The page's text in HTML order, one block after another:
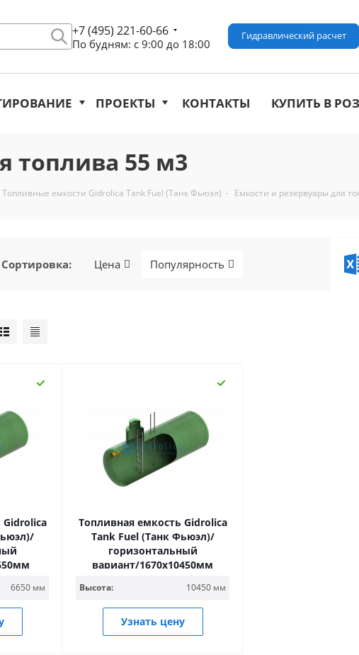
+7 (495) 221-60-66
По будням: с 9:00 до 18:00
Гидравлический расчет
ПРОЕКТЫ КОНТАКТЫ КУПИТЬ В
топлива 55 м3
Топливные емкости Gidrolica Tank Fuel (Танк Фьюэл) - Емкости и резервуары для
Сортировка: Цена Популярность
6650 мм
Топливная емкость Gidrolica
Tank Fuel (Танк Фьюэл)/
горизонтальный
вариант/1670х10450мм
Высота: 10450 мм
Узнать цену